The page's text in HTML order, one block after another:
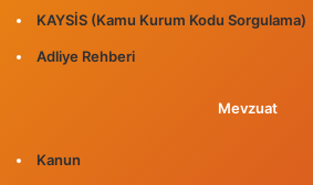
KAYSİS (Kamu Kurum Kodu Sorgulama)
Adliye Rehberi
Mevzuat
Kanun